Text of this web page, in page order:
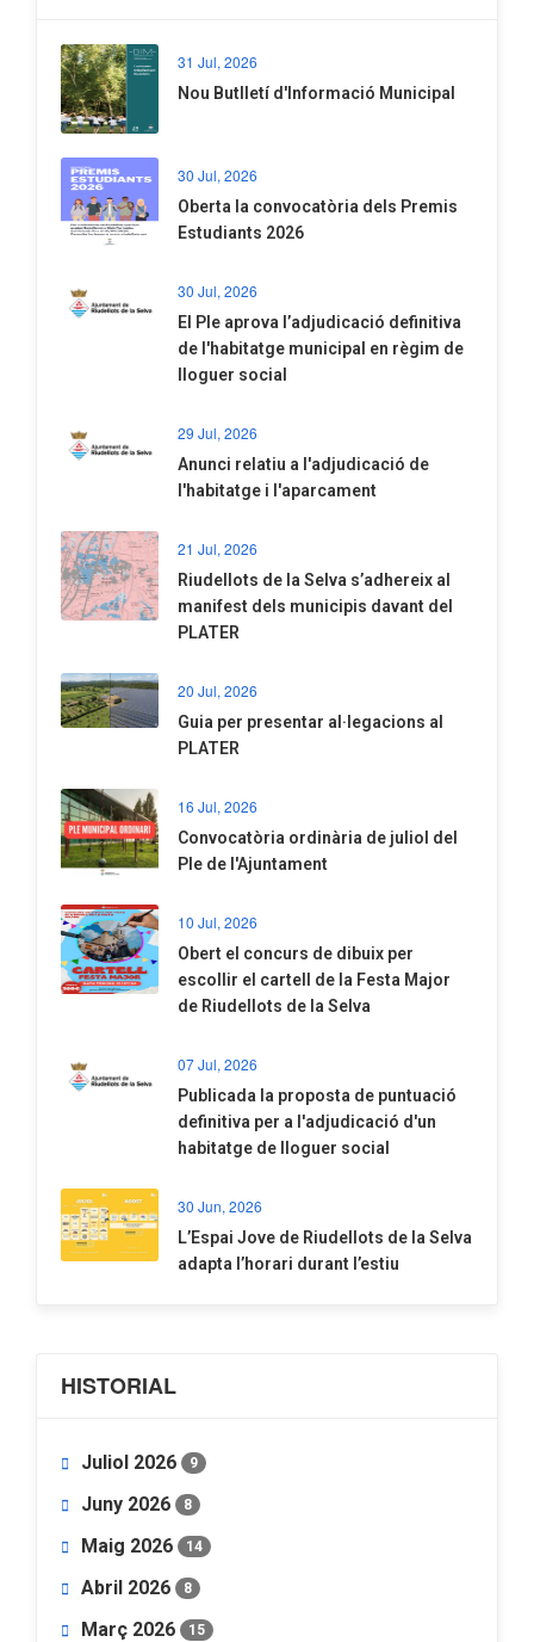
31 Jul, 2026
Nou Butlletí d'Informació Municipal
30 Jul, 2026
Oberta la convocatòria dels Premis
Estudiants 2026
30 Jul, 2026
El Ple aprova l’adjudicació definitiva
de l'habitatge municipal en règim de
lloguer social
29 Jul, 2026
Anunci relatiu a l'adjudicació de
l'habitatge i l'aparcament
21 Jul, 2026
Riudellots de la Selva s’adhereix al
manifest dels municipis davant del
PLATER
20 Jul, 2026
​Guia per presentar al·legacions al
PLATER
16 Jul, 2026
Convocatòria ordinària de juliol del
Ple de l'Ajuntament
10 Jul, 2026
​Obert el concurs de dibuix per
escollir el cartell de la Festa Major
de Riudellots de la Selva
07 Jul, 2026
​Publicada la proposta de puntuació
definitiva per a l'adjudicació d'un
habitatge de lloguer social
30 Jun, 2026
​L’Espai Jove de Riudellots de la Selva
adapta l’horari durant l’estiu
HISTORIAL
Juliol 2026 9
Juny 2026 8
Maig 2026 14
Abril 2026 8
Març 2026 15